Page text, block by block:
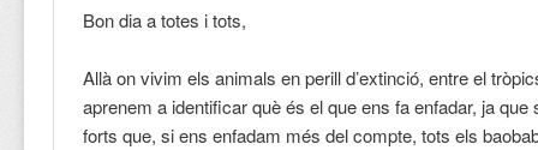
Bon dia a totes i tots,
Allà on vivim els animals en perill d’extinció, entre el
aprenem a identificar què és el que ens fa enfadar, ja que
forts que, si ens enfadam més del compte, tots els